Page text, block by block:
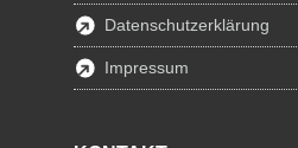
Datenschutzerklärung
Impressum